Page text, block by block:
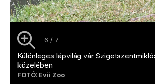
6 / 7
Különleges lápvilág vár
közelében
FOTÓ: Evii Zoo